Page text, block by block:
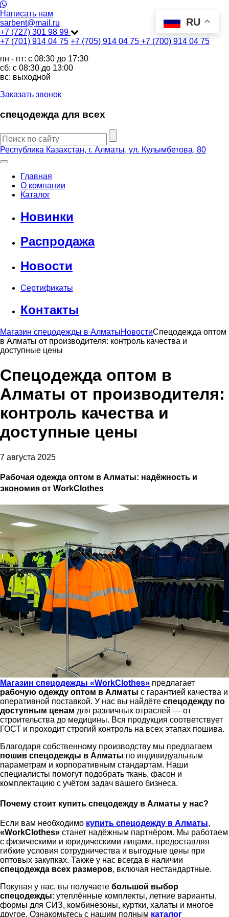
Написать нам
sarbent@mail.ru
+7 (727) 301 98 99
+7 (701) 914 04 75 +7 (705) 914 04 75 +7 (700) 914 04 75
пн - пт: c 08:30 до 17:30
сб: c 08:30 до 13:00
вс: выходной
Заказать звонок
спецодежда для всех
Республика Казахстан, г. Алматы, ул. Кулымбетова, 80
Главная
О компании
Каталог
Новинки
Распродажа
Новости
Сертификаты
Контакты
Магазин спецодежды в АлматыНовостиСпецодежда оптом
в Алматы от производителя: контроль качества и
доступные цены
Спецодежда оптом в
Алматы от производителя:
контроль качества и
доступные цены
7 августа 2025
Рабочая одежда оптом в Алматы: надёжность и
экономия от WorkClothes
Магазин спецодежды «WorkClothes» предлагает
рабочую одежду оптом в Алматы с гарантией качества и
оперативной поставкой. У нас вы найдёте спецодежду по
доступным ценам для различных отраслей — от
строительства до медицины. Вся продукция соответствует
ГОСТ и проходит строгий контроль на всех этапах пошива.
Благодаря собственному производству мы предлагаем
пошив спецодежды в Алматы по индивидуальным
параметрам и корпоративным стандартам. Наши
специалисты помогут подобрать ткань, фасон и
комплектацию с учётом задач вашего бизнеса.
Почему стоит купить спецодежду в Алматы у нас?
Если вам необходимо купить спецодежду в Алматы,
«WorkClothes» станет надёжным партнёром. Мы работаем
с физическими и юридическими лицами, предоставляя
гибкие условия сотрудничества и выгодные цены при
оптовых закупках. Также у нас всегда в наличии
спецодежда всех размеров, включая нестандартные.
Покупая у нас, вы получаете большой выбор
спецодежды: утеплённые комплекты, летние варианты,
формы для СИЗ, комбинезоны, куртки, халаты и многое
другое. Ознакомьтесь с нашим полным каталог
RU